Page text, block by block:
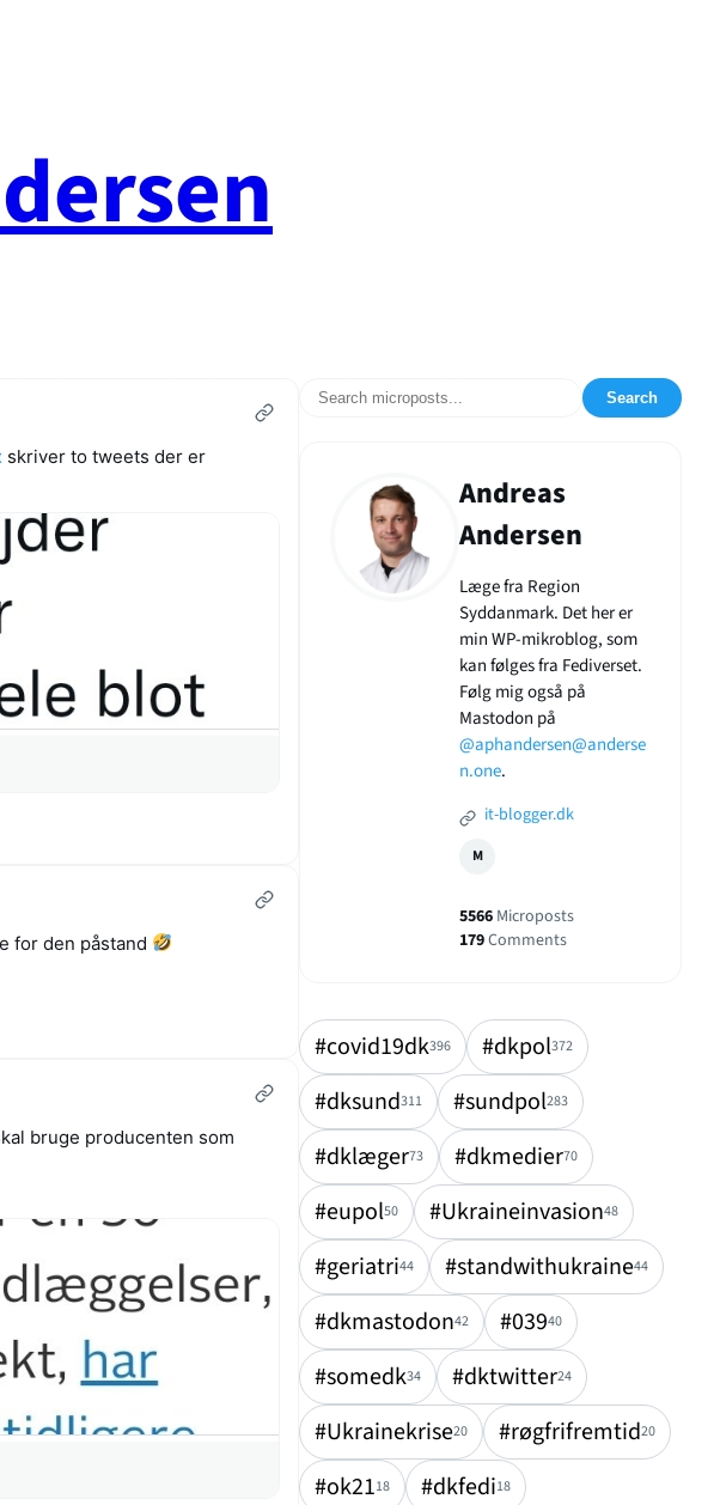
skriver to tweets der er
for den påstand
bruge producenten som
Search
Andreas
Andersen
Læge fra Region
Syddanmark. Det her er
min WP-mikroblog, som
kan følges fra Fediverset.
Følg mig også på
Mastodon på
@aphandersen@anderse
n.one.
it-blogger.dk
M
5566 Microposts
179Comments
#covid19dk396 #dkpol372
#dksund311 #sundpol283
#dklæger73 #dkmedier70
#eupol50 #Ukraineinvasion48
#geriatri44 #standwithukraine44
#dkmastodon42 #03940
#somedk34 #dktwitter24
#Ukrainekrise20 #røgfrifremtid20
#ok2118 #dkfedi18